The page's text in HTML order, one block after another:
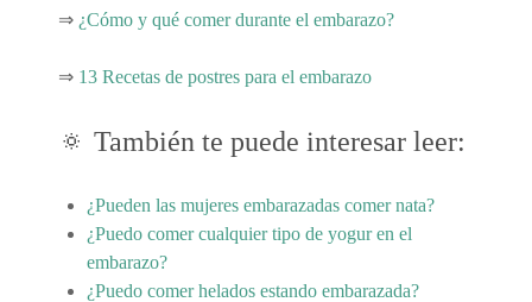
⇒ ¿Cómo y qué comer durante el embarazo?
⇒ 13 Recetas de postres para el embarazo
🔅 También te puede interesar leer:
¿Pueden las mujeres embarazadas comer nata?
¿Puedo comer cualquier tipo de yogur en el
embarazo?
¿Puedo comer helados estando embarazada?